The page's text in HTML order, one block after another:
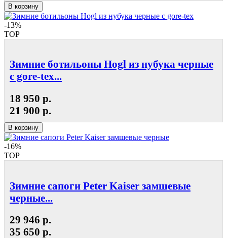
В корзину
-13%
TOP
Зимние ботильоны Hogl из нубука черные
с gore-tex...
18 950 р.
21 900 р.
В корзину
-16%
TOP
Зимние сапоги Peter Kaiser замшевые
черные...
29 946 р.
35 650 р.